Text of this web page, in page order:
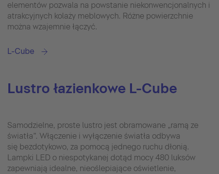
elementów pozwala na powstanie niekonwencjonalnych i
atrakcyjnych kolaży meblowych. Różne powierzchnie
można wzajemnie łączyć.
L-Cube
Lustro łazienkowe L-Cube
Samodzielne, proste lustro jest obramowane „ramą ze
światła”. Włączenie i wyłączenie światła odbywa
się bezdotykowo, za pomocą jednego ruchu dłonią.
Lampki LED o niespotykanej dotąd mocy 480 luksów
zapewniają idealne, nieoślepiające oświetlenie,